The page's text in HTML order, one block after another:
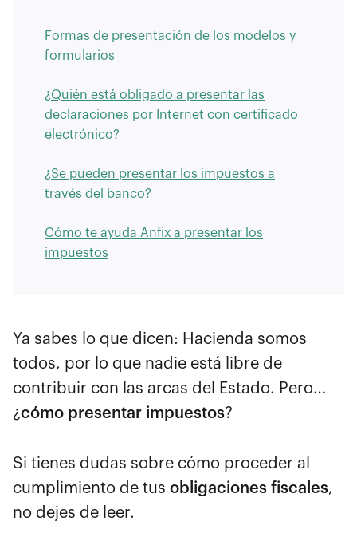
Formas de presentación de los modelos y
formularios
¿Quién está obligado a presentar las
declaraciones por Internet con certificado
electrónico?
¿Se pueden presentar los impuestos a
través del banco?
Cómo te ayuda Anfix a presentar los
impuestos
Ya sabes lo que dicen: Hacienda somos
todos, por lo que nadie está libre de
contribuir con las arcas del Estado. Pero…
¿cómo presentar impuestos?
Si tienes dudas sobre cómo proceder al
cumplimiento de tus obligaciones fiscales,
no dejes de leer.